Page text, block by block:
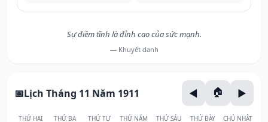
Sự điềm tĩnh là đỉnh cao của sức mạnh.
— Khuyết danh
Lịch Tháng 11 Năm 1911
THỨ HAI THỨ BA THỨ TƯ THỨ NĂM THỨ SÁU THỨ BẢY CHỦ NHẬT